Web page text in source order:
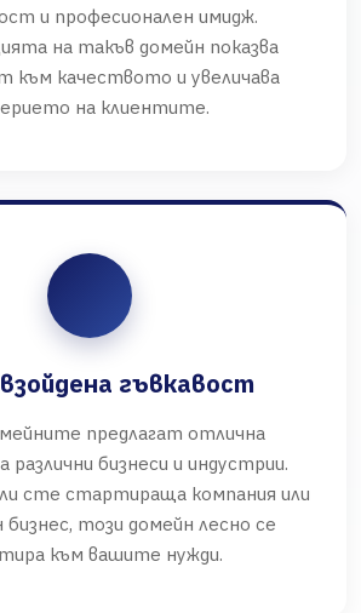
и професионален имидж.
на такъв домейн показва
към качеството и увеличава
на клиентите.
гъвкавост
предлагат отлична
различни бизнеси и индустрии.
сте стартираща компания или
този домейн лесно се
към вашите нужди.